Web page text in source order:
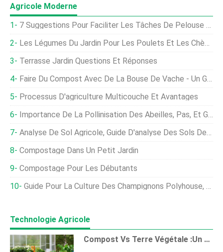
Agricole Moderne
7 Suggestions Pour Faciliter Les Tâches De Pelouse Et De Jardin
Les Légumes Du Jardin Pour Les Poulets Et Les Chèvres - Un Guide Complet
Terrasse Jardin Questions Et Réponses
Faire Du Compost Avec De La Bouse De Vache - Un Guide Complet
Processus D'agriculture Multicouche Et Avantages
Importance De La Pollinisation Des Abeilles, Pas, Et Guide
Analyse De Sol Agricole, Guide D'analyse Des Sols De Jardin
Compostage Dans Un Petit Jardin
Compostage Pour Les Débutants
Guide Pour La Culture Des Champignons Polyhouse, Agriculture, Et Plantation En Inde
Technologie Agricole
Compost Vs Terre Végétale :un Guide Sur Ce Qu'il Faut Utiliser Et Quand